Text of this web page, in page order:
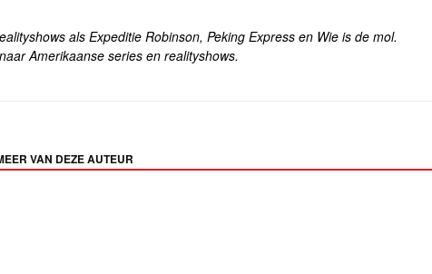
als Expeditie Robinson, Peking Express en Wie is de mol.
Amerikaanse series en realityshows.
VAN DEZE AUTEUR